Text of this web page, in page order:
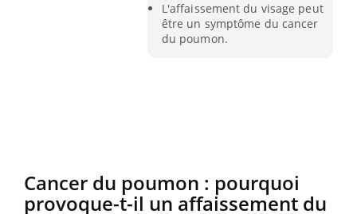
L'affaissement du visage peut
être un symptôme du cancer
du poumon.
Cancer du poumon : pourquoi
provoque-t-il un affaissement du